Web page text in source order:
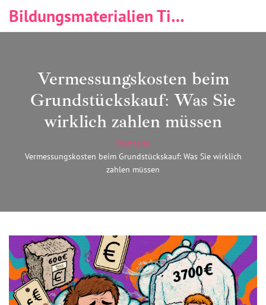
Bildungsmaterialien Tischlerei & Immobilien
Vermessungskosten beim
Grundstückskauf: Was Sie
wirklich zahlen müssen
Startseite
Vermessungskosten beim Grundstückskauf: Was Sie wirklich
zahlen müssen